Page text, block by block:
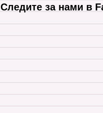
Следите за нами в